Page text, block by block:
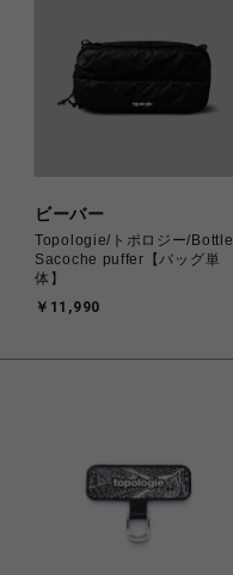
ビーバー
Topologie/トポロジー/Bottle
Sacoche puffer【バッグ単
体】
￥11,990